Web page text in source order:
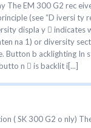
The EM 300 G2 rec
(see “D iversi ty
displa y  indicates
na 1) or diversity
Button b acklighting In
n  is backlit i[...]
( SK 300 G2 o nly)